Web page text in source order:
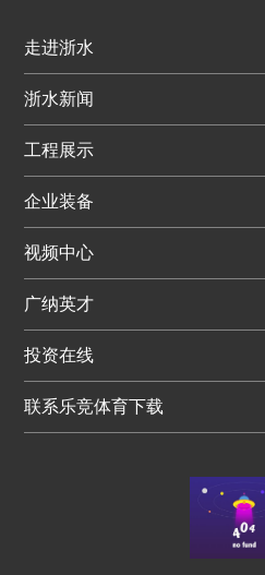
走进浙水
浙水新闻
工程展示
企业装备
视频中心
广纳英才
投资在线
联系乐竞体育下载